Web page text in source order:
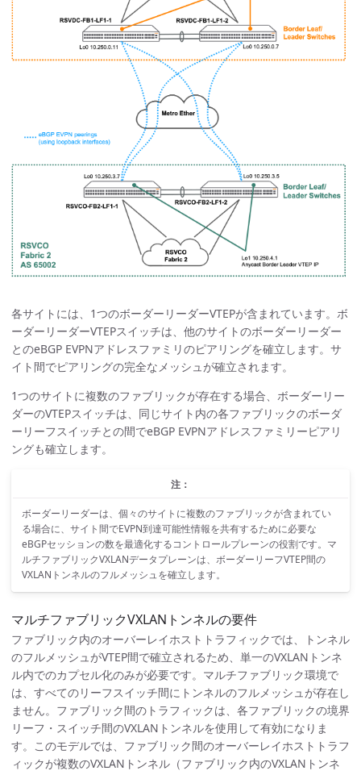
各サイトには、1つのボーダーリーダーVTEPが含まれています。ボ
ーダーリーダーVTEPスイッチは、他のサイトのボーダーリーダー
とのeBGP EVPNアドレスファミリのピアリングを確立します。サ
イト間でピアリングの完全なメッシュが確立されます。
1つのサイトに複数のファブリックが存在する場合、ボーダーリー
ダーのVTEPスイッチは、同じサイト内の各ファブリックのボーダ
ーリーフスイッチとの間でeBGP EVPNアドレスファミリーピアリ
ングも確立します。
注：
ボーダーリーダーは、個々のサイトに複数のファブリックが含まれてい
る場合に、サイト間でEVPN到達可能性情報を共有するために必要な
eBGPセッションの数を最適化するコントロールプレーンの役割です。マ
ルチファブリックVXLANデータプレーンは、ボーダーリーフVTEP間の
VXLANトンネルのフルメッシュを確立します。
マルチファブリックVXLANトンネルの要件
ファブリック内のオーバーレイホストトラフィックでは、トンネル
のフルメッシュがVTEP間で確立されるため、単一のVXLANトンネ
ル内でのカプセル化のみが必要です。マルチファブリック環境で
は、すべてのリーフスイッチ間にトンネルのフルメッシュが存在し
ません。ファブリック間のトラフィックは、各ファブリックの境界
リーフ・スイッチ間のVXLANトンネルを使用して有効になりま
す。このモデルでは、ファブリック間のオーバーレイホストトラフ
ィックが複数のVXLANトンネル（ファブリック内のVXLANトンネ